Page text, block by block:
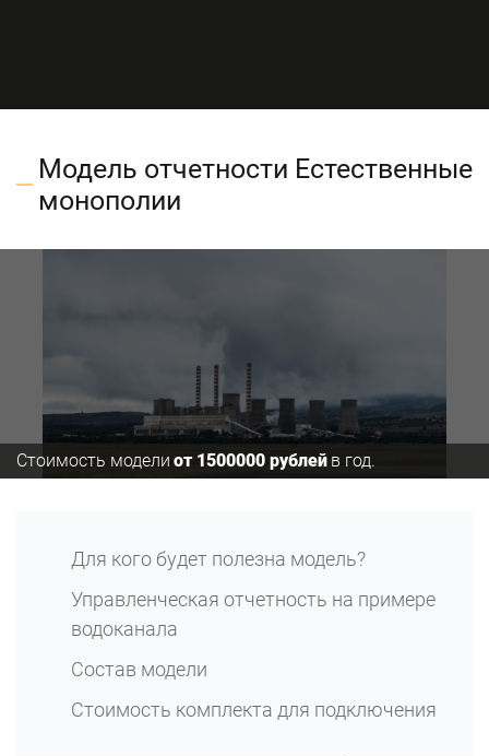
Модель отчетности Естественные
монополии
Стоимость модели от 1500000 рублей в год.
Для кого будет полезна модель?
Управленческая отчетность на примере
водоканала
Состав модели
Стоимость комплекта для подключения